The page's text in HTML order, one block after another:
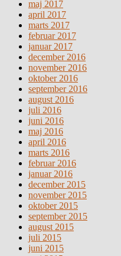
maj 2017
april 2017
marts 2017
februar 2017
januar 2017
december 2016
november 2016
oktober 2016
september 2016
august 2016
juli 2016
juni 2016
maj 2016
april 2016
marts 2016
februar 2016
januar 2016
december 2015
november 2015
oktober 2015
september 2015
august 2015
juli 2015
juni 2015